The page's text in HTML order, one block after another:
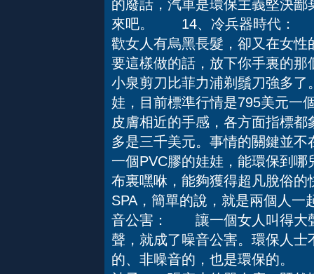
的廢話，汽車是環保主義堅決
來吧。 14、冷兵器時代：
歡女人有烏黑長髮，卻又在女
要這樣做的話，放下你手裏的
小泉剪刀比菲力浦剃鬚刀強
娃，目前標準行情是795美元一
皮膚相近的手感，各方面指標
多是三千美元。事情的關鍵並
一個PVC膠的娃娃，能環保
布裏嘿咻，能夠獲得超凡脫俗
SPA，簡單的說，就是兩個人
音公害： 讓一個女人叫得大
聲，就成了噪音公害。環保人
的、非噪音的，也是環保的